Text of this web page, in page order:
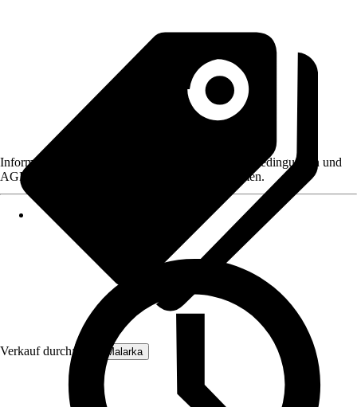
Verkauf durch: IKHEMalarka
Informationen des Verkäufers, wie z. B. Rückgabebedingungen und
AGB, finden Sie bei Klick auf den Verkäufernamen.